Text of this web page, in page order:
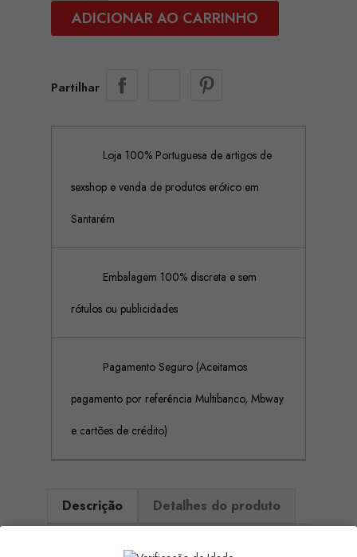
ADICIONAR AO CARRINHO
Partilhar
Loja 100% Portuguesa de artigos de
sexshop e venda de produtos erótico em
Santarém
Embalagem 100% discreta e sem
rótulos ou publicidades
Pagamento Seguro (Aceitamos
pagamento por referência Multibanco, Mbway
e cartões de crédito)
Descrição Detalhes do produto
A Eros Experience é algo simplesmente perfeito, a